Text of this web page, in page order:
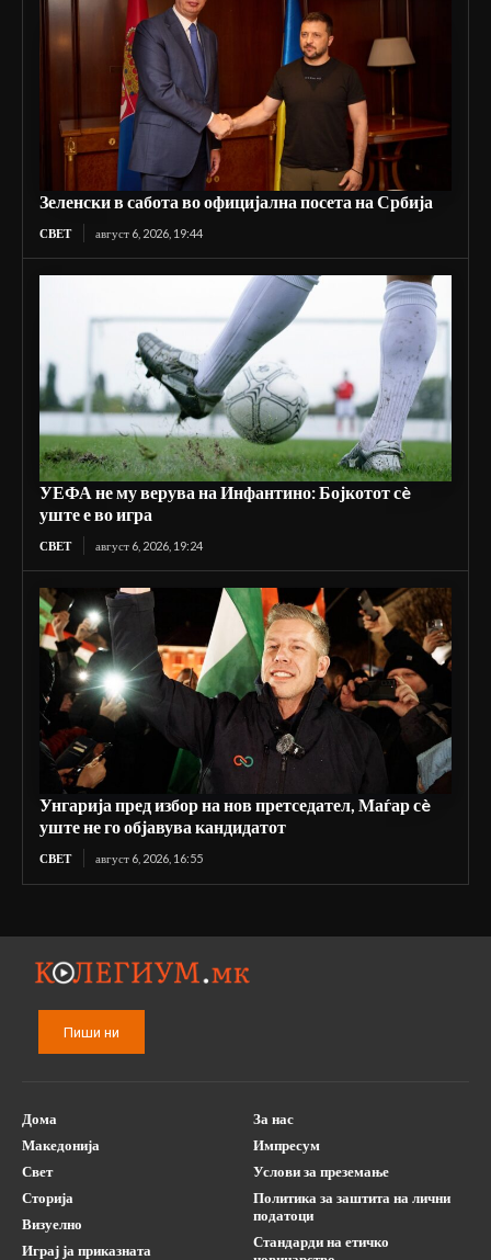
Зеленски в сабота во официјална посета на Србија
СВЕТ август 6, 2026, 19:44
УЕФА не му верува на Инфантино: Бојкотот сè
уште е во игра
СВЕТ август 6, 2026, 19:24
Унгарија пред избор на нов претседател, Маѓар сè
уште не го објавува кандидатот
СВЕТ август 6, 2026, 16:55
Пиши ни
Дома
Македонија
Свет
Сторија
Визуелно
Играј ја приказната
За нас
Импресум
Услови за преземање
Политика за заштита на лични
податоци
Стандарди на етичко